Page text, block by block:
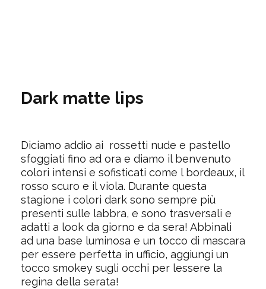
Dark matte lips
Diciamo addio ai rossetti nude e pastello
sfoggiati fino ad ora e diamo il benvenuto
colori intensi e sofisticati come l bordeaux, il
rosso scuro e il viola. Durante questa
stagione i colori dark sono sempre più
presenti sulle labbra, e sono trasversali e
adatti a look da giorno e da sera! Abbinali
ad una base luminosa e un tocco di mascara
per essere perfetta in ufficio, aggiungi un
tocco smokey sugli occhi per lessere la
regina della serata!